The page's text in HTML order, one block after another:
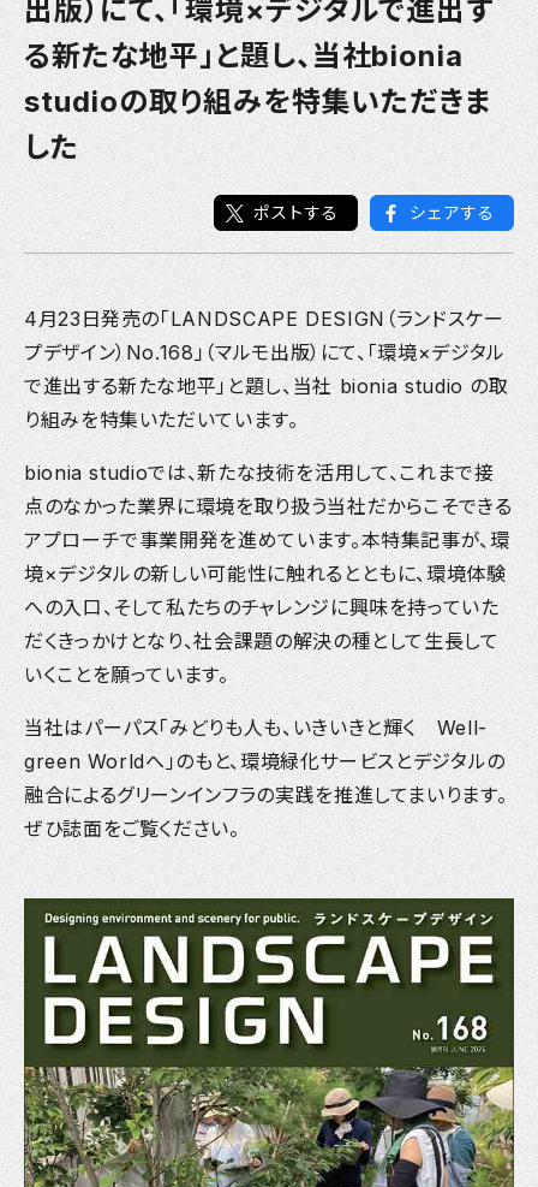
出版）にて、「環境×デジタルで進出す
る新たな地平」と題し、当社bionia
studioの取り組みを特集いただきま
した
ポストする シェアする
4月23日発売の「LANDSCAPE DESIGN（ランドスケー
プデザイン）No.168」（マルモ出版）にて、「環境×デジタル
で進出する新たな地平」と題し、当社 bionia studio の取
り組みを特集いただいています。
bionia studioでは、新たな技術を活用して、これまで接
点のなかった業界に環境を取り扱う当社だからこそできる
アプローチで事業開発を進めています。本特集記事が、環
境×デジタルの新しい可能性に触れるとともに、環境体験
への入口、そして私たちのチャレンジに興味を持っていた
だくきっかけとなり、社会課題の解決の種として生長して
いくことを願っています。
当社はパーパス「みどりも人も、いきいきと輝く Well-
green Worldへ」のもと、環境緑化サービスとデジタルの
融合によるグリーンインフラの実践を推進してまいります。
ぜひ誌面をご覧ください。